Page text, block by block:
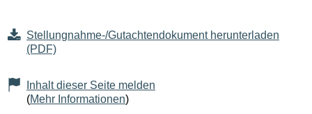
Stellungnahme-/Gutachtendokument herunterladen
(PDF)
Inhalt dieser Seite melden
(Mehr Informationen)